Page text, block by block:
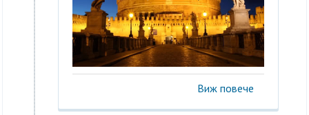
Виж повече